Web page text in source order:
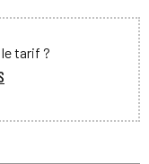
tarif ?